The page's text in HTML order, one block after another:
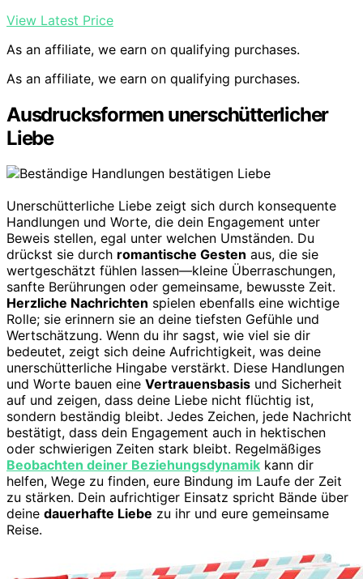
View Latest Price
As an affiliate, we earn on qualifying purchases.
As an affiliate, we earn on qualifying purchases.
Ausdrucksformen unerschütterlicher
Liebe
Unerschütterliche Liebe zeigt sich durch konsequente
Handlungen und Worte, die dein Engagement unter
Beweis stellen, egal unter welchen Umständen. Du
drückst sie durch romantische Gesten aus, die sie
wertgeschätzt fühlen lassen—kleine Überraschungen,
sanfte Berührungen oder gemeinsame, bewusste Zeit.
Herzliche Nachrichten spielen ebenfalls eine wichtige
Rolle; sie erinnern sie an deine tiefsten Gefühle und
Wertschätzung. Wenn du ihr sagst, wie viel sie dir
bedeutet, zeigt sich deine Aufrichtigkeit, was deine
unerschütterliche Hingabe verstärkt. Diese Handlungen
und Worte bauen eine Vertrauensbasis und Sicherheit
auf und zeigen, dass deine Liebe nicht flüchtig ist,
sondern beständig bleibt. Jedes Zeichen, jede Nachricht
bestätigt, dass dein Engagement auch in hektischen
oder schwierigen Zeiten stark bleibt. Regelmäßiges
Beobachten deiner Beziehungsdynamik kann dir
helfen, Wege zu finden, eure Bindung im Laufe der Zeit
zu stärken. Dein aufrichtiger Einsatz spricht Bände über
deine dauerhafte Liebe zu ihr und eure gemeinsame
Reise.